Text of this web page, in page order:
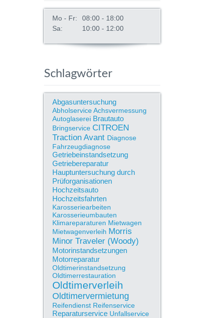
Mo - Fr:
08:00 - 18:00
Sa:
10:00 - 12:00
Schlagwörter
Abgasuntersuchung
AbholserviceAchsvermessung
Autoglaserei Brautauto
Bringservice CITROEN
Traction Avant Diagnose
Fahrzeugdiagnose
Getriebeinstandsetzung
Getriebereparatur
Hauptuntersuchung durch
Prüforganisationen
Hochzeitsauto
Hochzeitsfahrten
Karosseriearbeiten
Karosserieumbauten
Klimareparaturen Mietwagen
Mietwagenverleih Morris
Minor Traveler (Woody)
Motorinstandsetzungen
Motorreparatur
Oldtimerinstandsetzung
Oldtimerrestauration
Oldtimerverleih
Oldtimervermietung
Reifendienst Reifenservice
Reparaturservice Unfallservice